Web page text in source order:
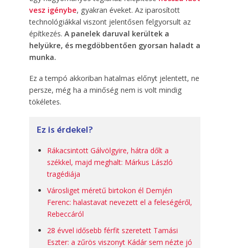
vesz igénybe, gyakran éveket. Az iparosított
technológiákkal viszont jelentősen felgyorsult az
építkezés. A panelek daruval kerültek a
helyükre, és megdöbbentően gyorsan haladt a
munka.
Ez a tempó akkoriban hatalmas előnyt jelentett, ne
persze, még ha a minőség nem is volt mindig
tökéletes.
Ez is érdekel?
Rákacsintott Gálvölgyire, hátra dőlt a
székkel, majd meghalt: Márkus László
tragédiája
Városliget méretű birtokon él Demjén
Ferenc: halastavat nevezett el a feleségéről,
Rebeccáról
28 évvel idősebb férfit szeretett Tamási
Eszter: a zűrös viszonyt Kádár sem nézte jó